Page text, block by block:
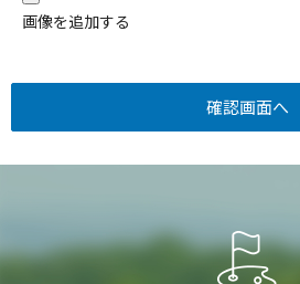
画像を追加する